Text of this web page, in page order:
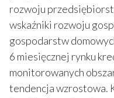
rozwoju
wskaźniki rozwoju
gospodarstw
6 miesięcznej rynku
monitorowanych
tendencja wzrostowa.